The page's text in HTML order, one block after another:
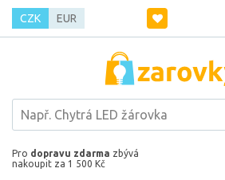
CZK EUR
Pro dopravu zdarma zbývá
nakoupit za 1 500 Kč